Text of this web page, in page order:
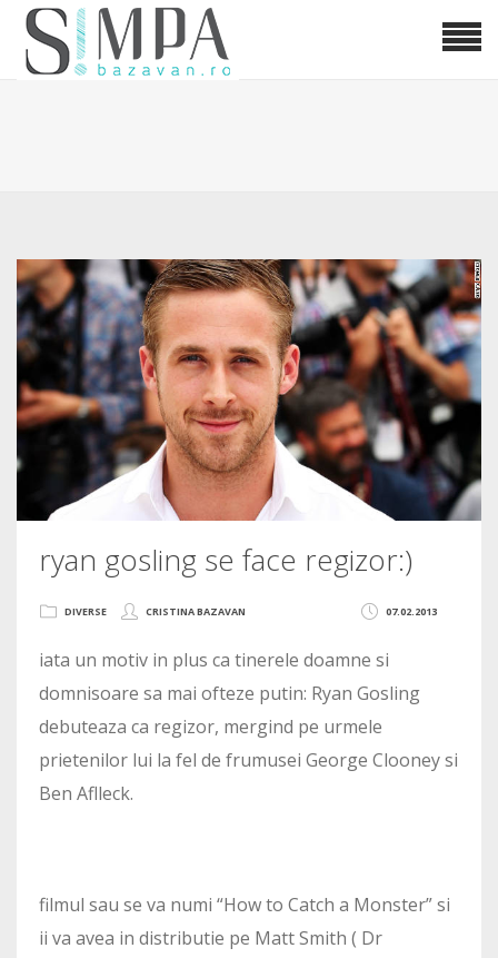
ryan gosling se face regizor:)
07.02.2013
DIVERSE CRISTINA BAZAVAN
iata un motiv in plus ca tinerele doamne si
domnisoare sa mai ofteze putin: Ryan Gosling
debuteaza ca regizor, mergind pe urmele
prietenilor lui la fel de frumusei George Clooney si
Ben Aflleck.
filmul sau se va numi “How to Catch a Monster” si
ii va avea in distributie pe Matt Smith ( Dr